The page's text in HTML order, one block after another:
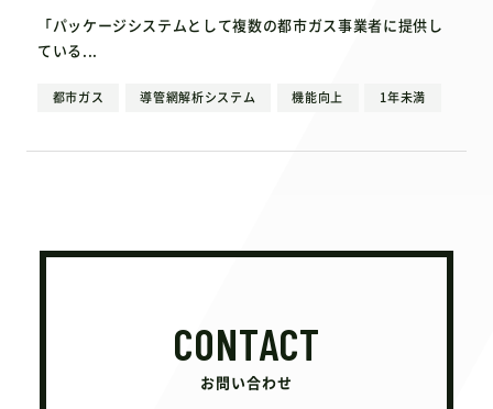
「パッケージシステムとして複数の都市ガス事業者に提供し
ている...
都市ガス 導管網解析システム 機能向上 1年未満
CONTACT
お問い合わせ